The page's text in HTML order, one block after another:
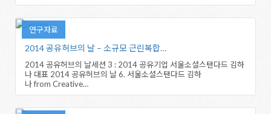
연구자료
2014 공유허브의 날 – 소규모 근린복합…
2014 공유허브의 날세션 3 : 2014 공유기업 서울소셜스탠다드 김하
나 대표 2014 공유허브의 날 6. 서울소셜스탠다드 김하
나 from Creative…